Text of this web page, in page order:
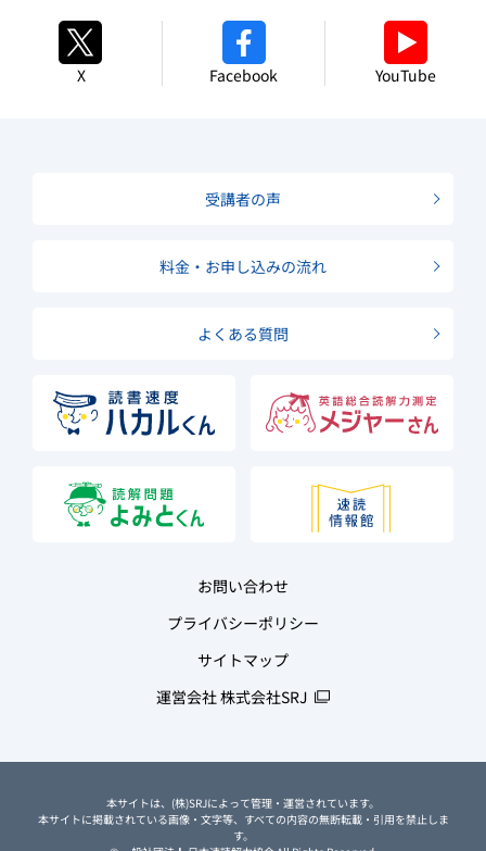
X Facebook YouTube
受講者の声
料金・お申し込みの流れ
よくある質問
お問い合わせ
プライバシーポリシー
サイトマップ
運営会社 株式会社SRJ
本サイトは、(株)SRJによって管理・運営されています。
本サイトに掲載されている画像・文字等、すべての内容の無断転載・引用を禁止しま
す。